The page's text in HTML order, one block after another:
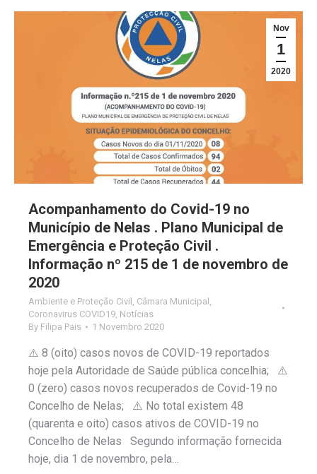
Nov
1
2020
Acompanhamento do Covid-19 no
Município de Nelas . Plano Municipal de
Emergência e Proteção Civil .
Informação nº 215 de 1 de novembro de
2020
Ambiente e Proteção Civil , Câmara Municipal ,
Coronavirus COVID19, Notícias
By Filipa Pais 1 Novembro 2020
⚠️ 8 (oito) casos novos de COVID-19 reportados
hoje pela Autoridade de Saúde pública concelhia; ⚠️
0 (zero) casos novos recuperados de Covid-19 no
Concelho de Nelas; ⚠️ No total existem 48
(quarenta e oito) casos ativos de COVID-19 no
Concelho de Nelas Segundo informação fornecida
hoje, dia 1 de novembro, pela…